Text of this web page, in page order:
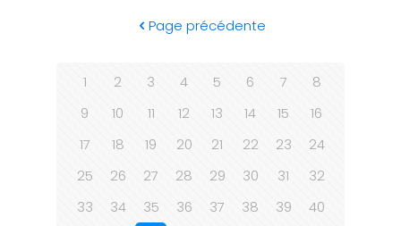
Page précédente
1 2 3 4 5 6 7
8
9
10 11 12 13 14 15
16
17
18 19 20 21 22 23
24
25
26 27 28 29 30 31
32
33
34 35 36 37 38 39
40